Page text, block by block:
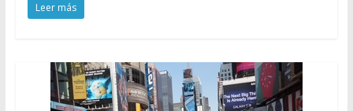
Leer más